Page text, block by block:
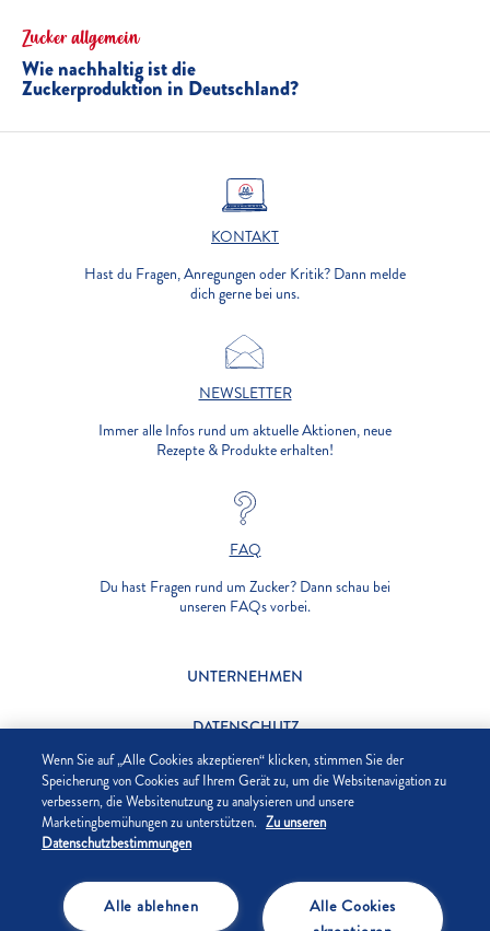
Zucker allgemein
Wie nachhaltig ist die
Zuckerproduktion in Deutschland?
KONTAKT
Hast du Fragen, Anregungen oder Kritik? Dann melde
dich gerne bei uns.
NEWSLETTER
Immer alle Infos rund um aktuelle Aktionen, neue
Rezepte & Produkte erhalten!
FAQ
Du hast Fragen rund um Zucker? Dann schau bei
unseren FAQs vorbei.
UNTERNEHMEN
DATENSCHUTZ
IMPRESSUM
COOKIE-EINSTELLUNGEN
Wenn Sie auf „Alle Cookies akzeptieren“ klicken, stimmen Sie der
Speicherung von Cookies auf Ihrem Gerät zu, um die Websitenavigation zu
verbessern, die Websitenutzung zu analysieren und unsere
Marketingbemühungen zu unterstützen. Zu unseren
Datenschutzbestimmungen
Alle Cookies
Alle ablehnen